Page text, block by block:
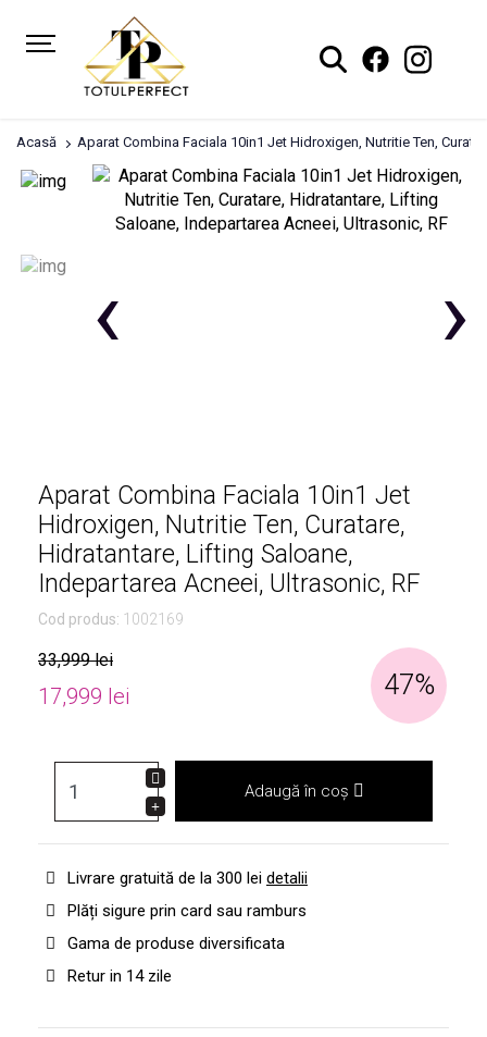
Acasă Aparat Combina Faciala 10in1 Jet Hidroxigen, Nutritie Ten,
›
‹
Aparat Combina Faciala 10in1 Jet
Hidroxigen, Nutritie Ten, Curatare,
Hidratantare, Lifting Saloane,
Indepartarea Acneei, Ultrasonic, RF
Cod produs: 1002169
33,999 lei
17,999 lei 47%
Adaugă în coș
Livrare gratuită de la 300 lei detalii
Plăți sigure prin card sau ramburs
Gama de produse diversificata
Retur in 14 zile